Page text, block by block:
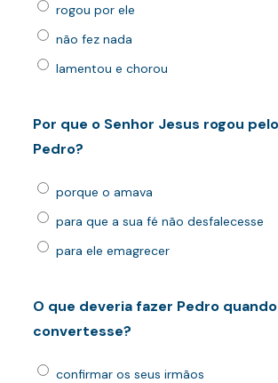
rogou por ele
não fez nada
lamentou e chorou
Por que o Senhor Jesus rogou
Pedro?
porque o amava
para que a sua fé não desfalecesse
para ele emagrecer
O que deveria fazer Pedro
convertesse?
confirmar os seus irmãos